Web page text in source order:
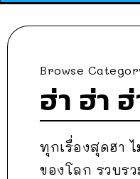
Browse
ฮ่า ฮ่า ฮ่
ทุกเรื่องสุดฮา
ของโลก รวบร